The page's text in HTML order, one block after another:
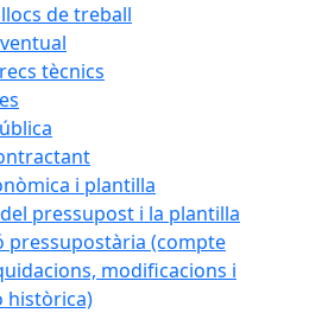
de treball
tècnics
i plantilla
pressupost i la plantilla
pressupostària (compte
modificacions i
històrica)